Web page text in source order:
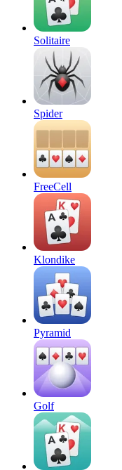
Solitaire
Spider
FreeCell
Klondike
Pyramid
Golf